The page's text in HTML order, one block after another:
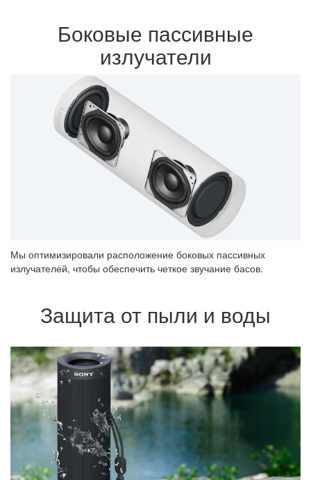
Боковые пассивные
излучатели
Мы оптимизировали расположение боковых пассивных
излучателей, чтобы обеспечить четкое звучание басов.
Защита от пыли и воды